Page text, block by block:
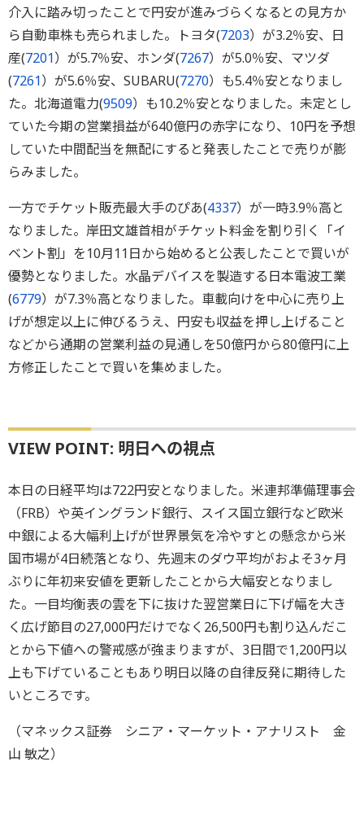
介入に踏み切ったことで円安が進みづらくなるとの見方か
ら自動車株も売られました。トヨタ(7203）が3.2％安、日
産(7201）が5.7％安、ホンダ(7267）が5.0％安、マツダ
(7261）が5.6％安、SUBARU(7270）も5.4％安となりまし
た。北海道電力(9509）も10.2％安となりました。未定とし
ていた今期の営業損益が640億円の赤字になり、10円を予想
していた中間配当を無配にすると発表したことで売りが膨
らみました。
一方でチケット販売最大手のぴあ(4337）が一時3.9％高と
なりました。岸田文雄首相がチケット料金を割り引く「イ
ベント割」を10月11日から始めると公表したことで買いが
優勢となりました。水晶デバイスを製造する日本電波工業
(6779）が7.3％高となりました。車載向けを中心に売り上
げが想定以上に伸びるうえ、円安も収益を押し上げること
などから通期の営業利益の見通しを50億円から80億円に上
方修正したことで買いを集めました。
VIEW POINT: 明日への視点
本日の日経平均は722円安となりました。米連邦準備理事会
（FRB）や英イングランド銀行、スイス国立銀行など欧米
中銀による大幅利上げが世界景気を冷やすとの懸念から米
国市場が4日続落となり、先週末のダウ平均がおよそ3ヶ月
ぶりに年初来安値を更新したことから大幅安となりまし
た。一目均衡表の雲を下に抜けた翌営業日に下げ幅を大き
く広げ節目の27,000円だけでなく26,500円も割り込んだこ
とから下値への警戒感が強まりますが、3日間で1,200円以
上も下げていることもあり明日以降の自律反発に期待した
いところです。
（マネックス証券 シニア・マーケット・アナリスト 金
山 敏之）